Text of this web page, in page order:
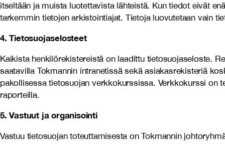
itseltään ja muista luotettavista lähteistä. Kun tiedot eivät
tarkemmin tietojen arkistointiajat. Tietoja luovutetaan vain
4. Tietosuojaselosteet
Kaikista henkilörekistereistä on laadittu tietosuojaseloste.
saatavilla Tokmannin intranetissä sekä asiakasrekisteriä
pakollisessa tietosuojan verkkokurssissa. Verkkokurssi on
raporteilla.
5. Vastuut ja organisointi
Vastuu tietosuojan toteuttamisesta on Tokmannin